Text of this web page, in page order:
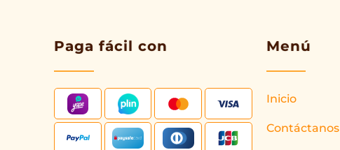
Paga fácil con Menú
Inicio
Contáctanos